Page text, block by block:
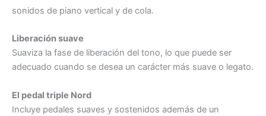
sonidos de piano vertical y de cola.
Liberación suave
Suaviza la fase de liberación del tono, lo que puede ser
adecuado cuando se desea un carácter más suave o legato.
El pedal triple Nord
Incluye pedales suaves y sostenidos además de un